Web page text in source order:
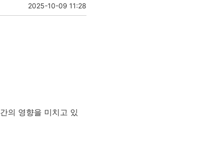
2025-10-09 11:28
의 영향을 미치고 있